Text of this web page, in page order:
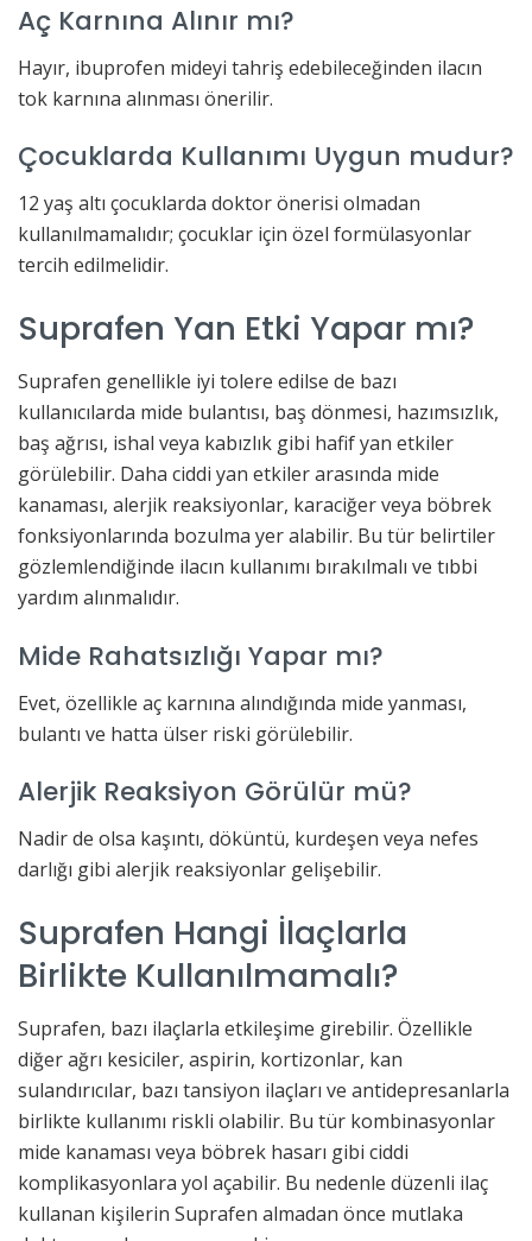
Aç Karnına Alınır mı?
Hayır, ibuprofen mideyi tahriş edebileceğinden ilacın
tok karnına alınması önerilir.
Çocuklarda Kullanımı Uygun mudur?
12 yaş altı çocuklarda doktor önerisi olmadan
kullanılmamalıdır; çocuklar için özel formülasyonlar
tercih edilmelidir.
Suprafen Yan Etki Yapar mı?
Suprafen genellikle iyi tolere edilse de bazı
kullanıcılarda mide bulantısı, baş dönmesi, hazımsızlık,
baş ağrısı, ishal veya kabızlık gibi hafif yan etkiler
görülebilir. Daha ciddi yan etkiler arasında mide
kanaması, alerjik reaksiyonlar, karaciğer veya böbrek
fonksiyonlarında bozulma yer alabilir. Bu tür belirtiler
gözlemlendiğinde ilacın kullanımı bırakılmalı ve tıbbi
yardım alınmalıdır.
Mide Rahatsızlığı Yapar mı?
Evet, özellikle aç karnına alındığında mide yanması,
bulantı ve hatta ülser riski görülebilir.
Alerjik Reaksiyon Görülür mü?
Nadir de olsa kaşıntı, döküntü, kurdeşen veya nefes
darlığı gibi alerjik reaksiyonlar gelişebilir.
Suprafen Hangi İlaçlarla
Birlikte Kullanılmamalı?
Suprafen, bazı ilaçlarla etkileşime girebilir. Özellikle
diğer ağrı kesiciler, aspirin, kortizonlar, kan
sulandırıcılar, bazı tansiyon ilaçları ve antidepresanlarla
birlikte kullanımı riskli olabilir. Bu tür kombinasyonlar
mide kanaması veya böbrek hasarı gibi ciddi
komplikasyonlara yol açabilir. Bu nedenle düzenli ilaç
kullanan kişilerin Suprafen almadan önce mutlaka